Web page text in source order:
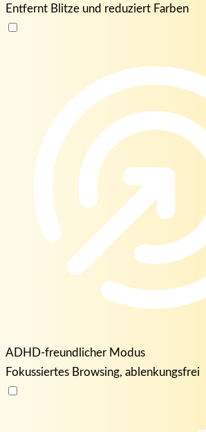
Entfernt Blitze und reduziert Farben
ADHD-freundlicher Modus
Fokussiertes Browsing, ablenkungsfrei